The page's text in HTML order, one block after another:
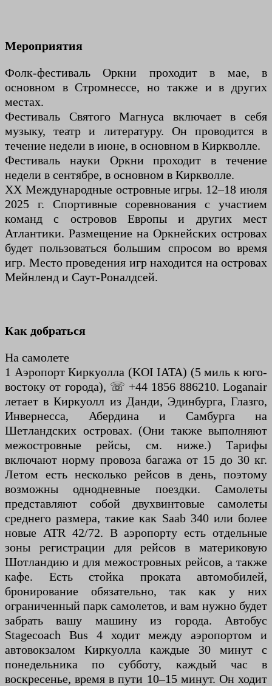
Мероприятия
Фолк-фестиваль Оркни проходит в мае, в
основном в Стромнессе, но также и в других
местах.
Фестиваль Святого Магнуса включает в себя
музыку, театр и литературу. Он проводится в
течение недели в июне, в основном в Киркволле.
Фестиваль науки Оркни проходит в течение
недели в сентябре, в основном в Киркволле.
XX Международные островные игры. 12–18 июля
2025 г. Спортивные соревнования с участием
команд с островов Европы и других мест
Атлантики. Размещение на Оркнейских островах
будет пользоваться большим спросом во время
игр. Место проведения игр находится на островах
Мейнленд и Саут-Роналдсей.
Как добраться
На самолете
1 Аэропорт Киркуолла (KOI IATA) (5 миль к юго-
востоку от города), ☏ +44 1856 886210. Loganair
летает в Киркуолл из Данди, Эдинбурга, Глазго,
Инвернесса, Абердина и Самбурга на
Шетландских островах. (Они также выполняют
межостровные рейсы, см. ниже.) Тарифы
включают норму провоза багажа от 15 до 30 кг.
Летом есть несколько рейсов в день, поэтому
возможны однодневные поездки. Самолеты
представляют собой двухвинтовые самолеты
среднего размера, такие как Saab 340 или более
новые ATR 42/72. В аэропорту есть отдельные
зоны регистрации для рейсов в материковую
Шотландию и для межостровных рейсов, а также
кафе. Есть стойка проката автомобилей,
бронирование обязательно, так как у них
ограниченный парк самолетов, и вам нужно будет
забрать вашу машину из города. Автобус
Stagecoach Bus 4 ходит между аэропортом и
автовокзалом Киркуолла каждые 30 минут с
понедельника по субботу, каждый час в
воскресенье, время в пути 10–15 минут. Он ходит